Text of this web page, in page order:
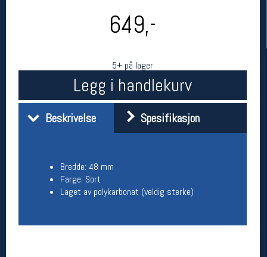
649,-
5+ på lager
Legg i handlekurv
Beskrivelse Spesifikasjon
Bredde: 48 mm
Farge: Sort
Laget av polykarbonat (veldig sterke)
Her finner du oss
Telefon: 23 32 62 00
(telefontid man-fredag klokken 10-13)
Vis i kart